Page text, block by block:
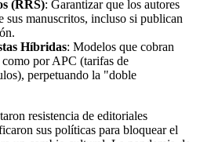
(RRS): Garantizar que los autores
sus manuscritos, incluso si publican
Híbridas: Modelos que cobran
por APC (tarifas de
perpetuando la "doble
resistencia de editoriales
sus políticas para bloquear el